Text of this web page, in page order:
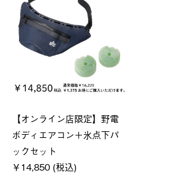
【オンライン店限定】野電
ボディエアコン＋氷点下パ
ックセット
￥14,850 (税込)